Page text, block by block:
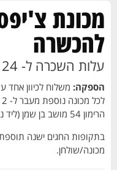
מכונת
להכשרה
עלות השכרה ל- 24 שעות:
הספקה:
הרימון 54 מושב בן שמן (ליד נתב"ג) ללא עלות.
מכונה/שולחן.